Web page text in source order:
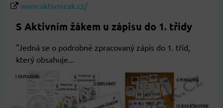
www.aktivnizak.cz/
S Aktivním žákem u zápisu do 1. třídy
"Jedná se o podrobně zpracovaný zápis do 1. tříd,
který obsahuje...